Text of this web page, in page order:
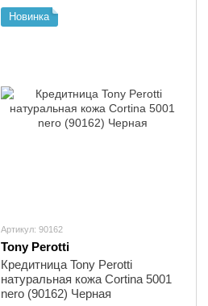
Новинка
Артикул: 90162
Tony Perotti
Кредитница Tony Perotti
натуральная кожа Cortina 5001
nero (90162) Черная